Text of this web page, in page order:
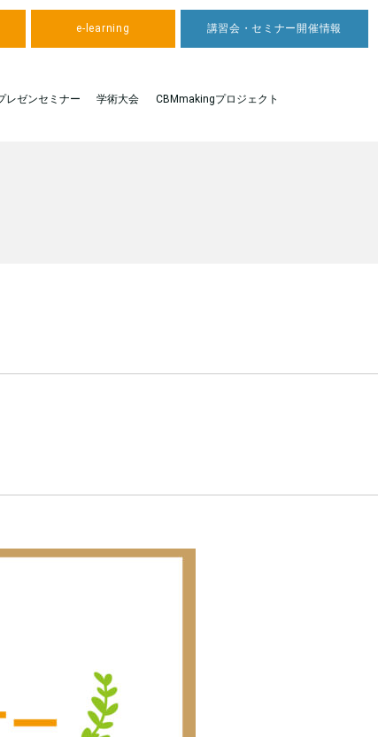
e-learning 講習会・セミナー開催情報
レゼンセミナー 学術大会 CBMmakingプロジェクト